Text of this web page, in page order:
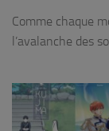
Comme chaque
l’avalanche des